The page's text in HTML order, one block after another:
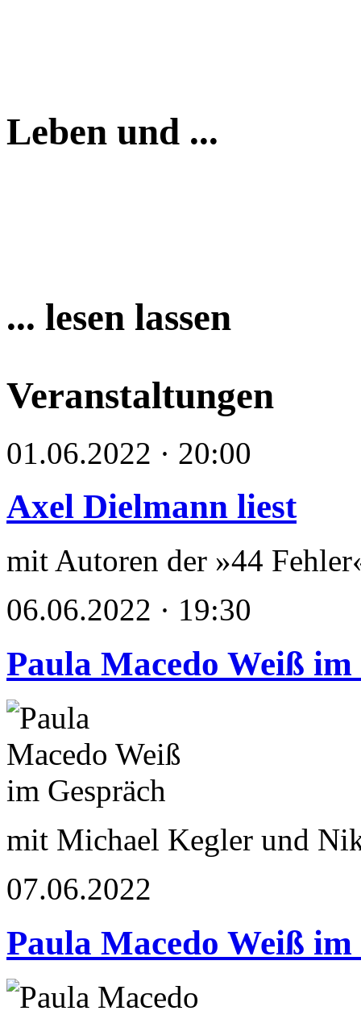
Leben und ...
... lesen lassen
Veranstaltungen
01.06.2022 · 20:00
Axel Dielmann liest
mit Autoren der »44
06.06.2022 · 19:30
Paula Macedo Weiß im
mit Michael Kegler und
07.06.2022
Paula Macedo Weiß